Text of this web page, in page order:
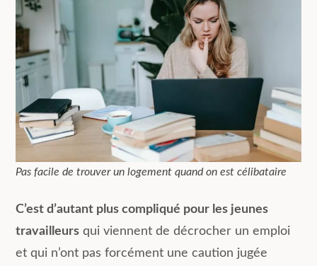
Pas facile de trouver un logement quand on est célibataire
C’est d’autant plus compliqué pour les jeunes
travailleurs qui viennent de décrocher un emploi
et qui n’ont pas forcément une caution jugée